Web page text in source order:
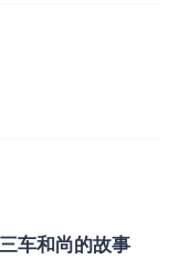
车和尚的故事